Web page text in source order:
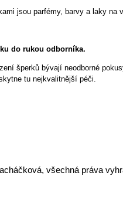
jsou parfémy, barvy a laky na
do rukou odborníka.
šperků bývají neodborné
tu nejkvalitnější péči.
všechná práva